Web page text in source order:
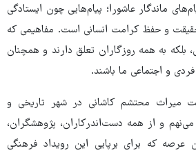
ماندگار عاشورا؛ پیام‌هایی چون ایستادگی
حقیقت و حفظ کرامت انسانی است. مفاهیمی که
بلکه به همه روزگاران تعلق دارند و همچنان
و اجتماعی ما باشند.
میراث محتشم کاشانی در شهر تاریخی و
و از همه دست‌اندرکاران، پژوهشگران،
عرصه که برای برپایی این رویداد فرهنگی